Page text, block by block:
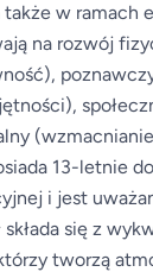
w ramach
na rozwój
13-letnie
i jest
składa się z
tworzą